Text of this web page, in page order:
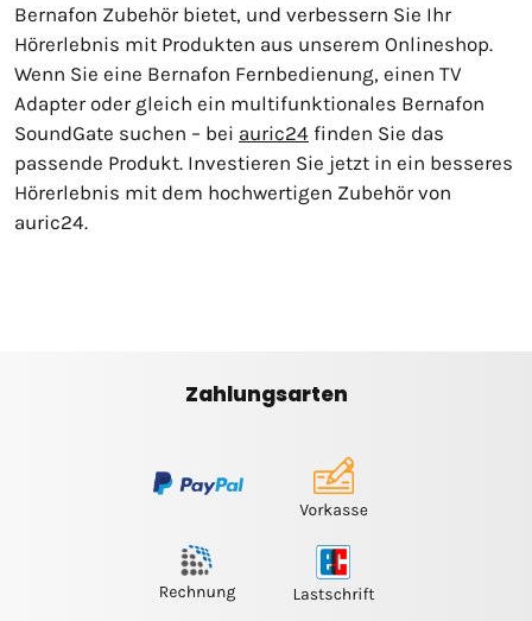
Bernafon Zubehör bietet, und verbessern Sie Ihr
Hörerlebnis mit Produkten aus unserem Onlineshop.
Wenn Sie eine Bernafon Fernbedienung, einen TV
Adapter oder gleich ein multifunktionales Bernafon
SoundGate suchen – bei auric24 finden Sie das
passende Produkt. Investieren Sie jetzt in ein besseres
Hörerlebnis mit dem hochwertigen Zubehör von
auric24.
Zahlungsarten